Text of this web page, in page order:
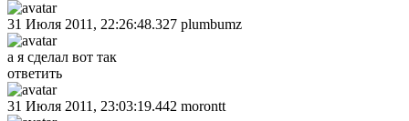
31 Июля 2011, 22:26:48.327 plumbumz
а я сделал вот так
ответить
31 Июля 2011, 23:03:19.442 morontt